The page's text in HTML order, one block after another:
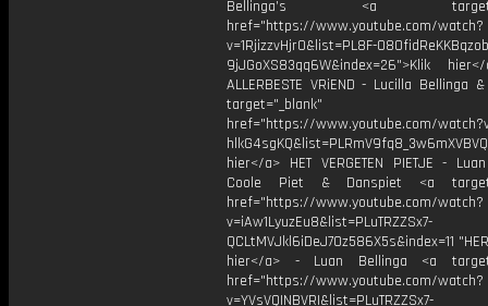
Bellinga’s <a
href="https://www.youtube.com/watch?
v=1RjizzvHjr0&list=PL8F-
9jJGoXS83qq6W&index=26">Klik
ALLERBESTE VRiEND - Lucilla Bellinga
target="_blank"
href="https://www.youtube.com/
hier</a> HET VERGETEN PIETJE -
Coole Piet & Danspiet <a
href="https://www.youtube.com/watch?
v=iAw1LyuzEu8&list=PLuTRZZSx7-
QCLtMVJkl6iDeJ7Oz586X5s&index=11
hier</a> - Luan Bellinga <a
href="https://www.youtube.com/watch?
v=YVsVQINBVRI&list=PLuTRZZSx7-